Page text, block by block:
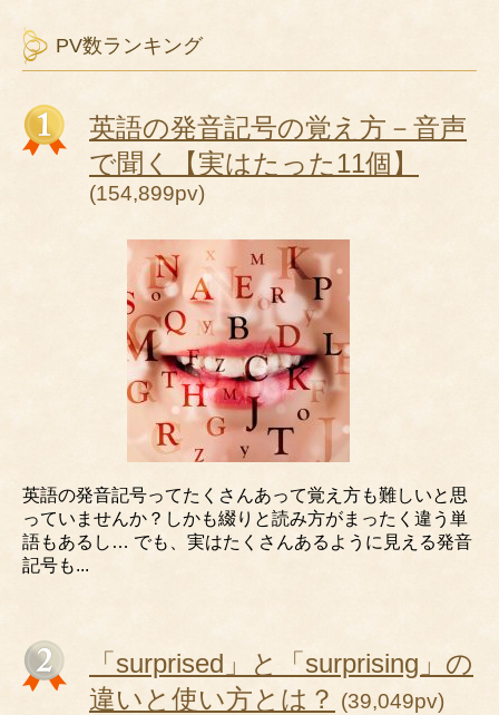
PV数ランキング
英語の発音記号の覚え方－音声
で聞く【実はたった11個】
(154,899pv)
英語の発音記号ってたくさんあって覚え方も難しいと思
っていませんか？しかも綴りと読み方がまったく違う単
語もあるし… でも、実はたくさんあるように見える発音
記号も...
「surprised」と「surprising」の
違いと使い方とは？ (39,049pv)